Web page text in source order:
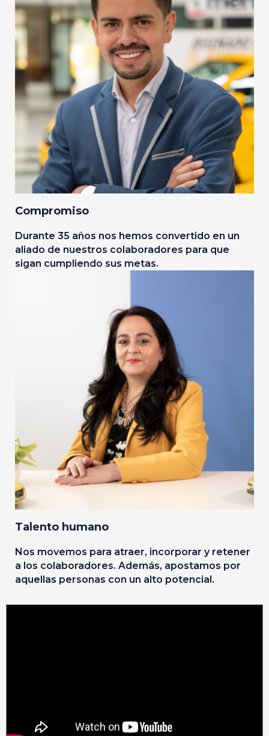
Compromiso
Durante 35 años nos hemos convertido en un
aliado de nuestros colaboradores para que
sigan cumpliendo sus metas.
Talento humano
Nos movemos para atraer, incorporar y retener
a los colaboradores. Además, apostamos por
aquellas personas con un alto potencial.